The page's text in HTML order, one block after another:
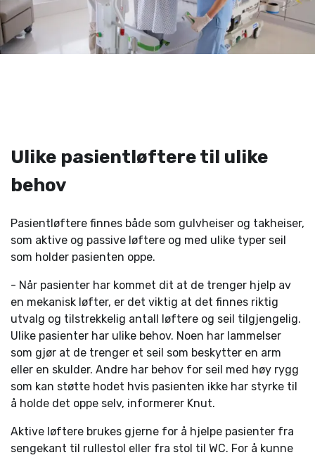
Ulike pasientløftere til ulike
behov
Pasientløftere finnes både som gulvheiser og takheiser,
som aktive og passive løftere og med ulike typer seil
som holder pasienten oppe.
- Når pasienter har kommet dit at de trenger hjelp av
en mekanisk løfter, er det viktig at det finnes riktig
utvalg og tilstrekkelig antall løftere og seil tilgjengelig.
Ulike pasienter har ulike behov. Noen har lammelser
som gjør at de trenger et seil som beskytter en arm
eller en skulder. Andre har behov for seil med høy rygg
som kan støtte hodet hvis pasienten ikke har styrke til
å holde det oppe selv, informerer Knut.
Aktive løftere brukes gjerne for å hjelpe pasienter fra
sengekant til rullestol eller fra stol til WC. For å kunne